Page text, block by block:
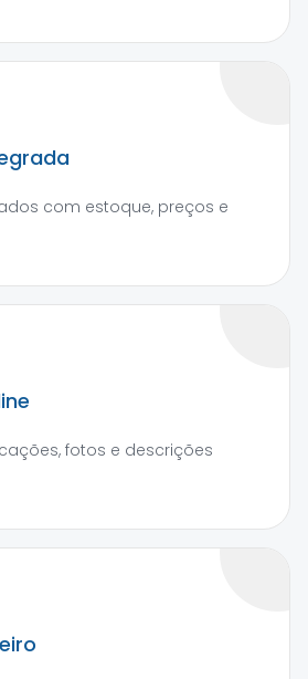
com estoque, preços e
fotos e descrições